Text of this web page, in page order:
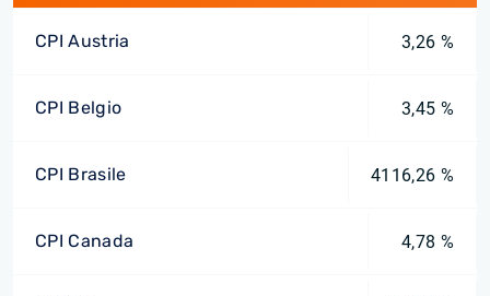
CPI Austria 3,26 %
CPI Belgio 3,45 %
CPI Brasile 4116,26 %
CPI Canada 4,78 %